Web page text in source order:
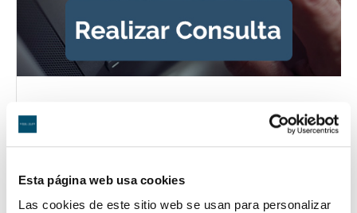
Esta página web usa cookies
Las cookies de este sitio web se usan para personalizar